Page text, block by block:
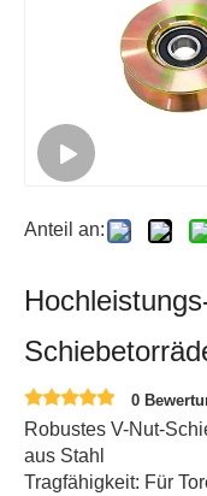
Anteil an:
0
Robustes V-Nut-
aus Stahl
Tragfähigkeit: Für